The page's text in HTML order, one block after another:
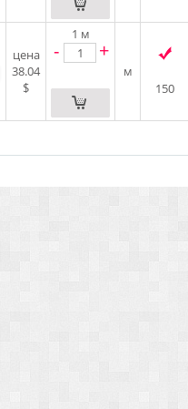
цена
38.04
$
1 м
- +
м
150